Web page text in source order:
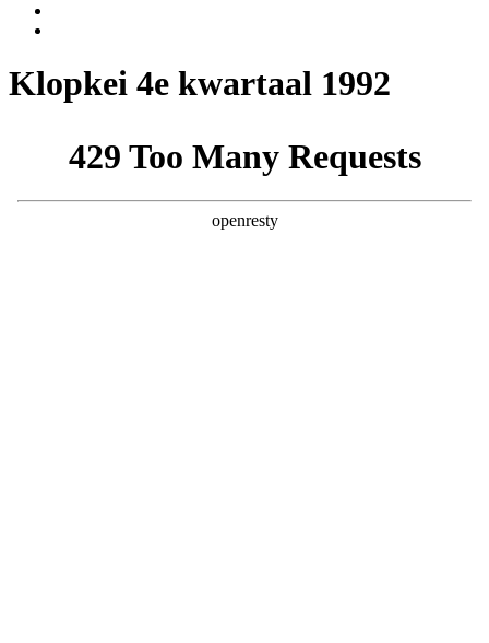
Klopkei 4e kwartaal 1992